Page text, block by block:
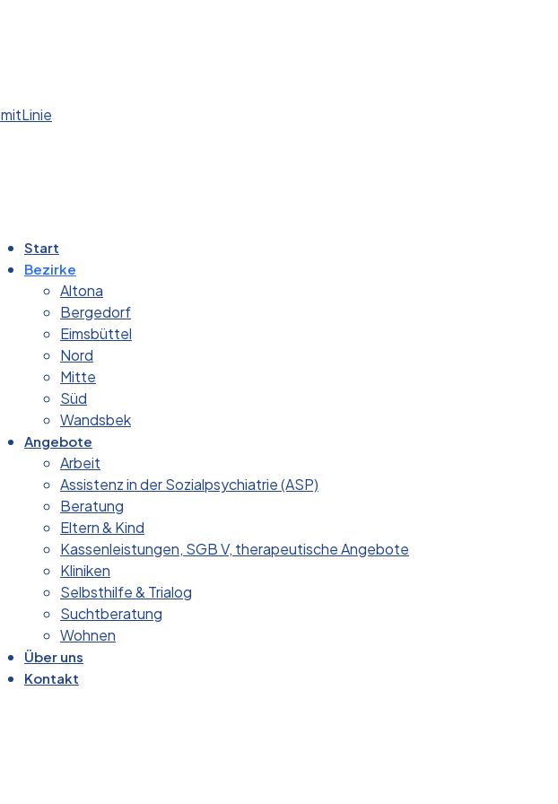
Start
Bezirke
Altona
Bergedorf
Eimsbüttel
Nord
Mitte
Süd
Wandsbek
Angebote
Arbeit
Assistenz in der Sozialpsychiatrie (ASP)
Beratung
Eltern & Kind
Kassenleistungen, SGB V, therapeutische Angebote
Kliniken
Selbsthilfe & Trialog
Suchtberatung
Wohnen
Über uns
Kontakt